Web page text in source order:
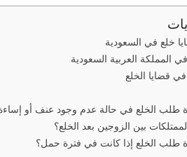
خلع​ في السعودية
المملكة العربية السعودية
قضايا الخلع
طلب الخلع في حالة عدم وجود عنف أو
بين الزوجين بعد الخلع؟
طلب الخلع إذا كانت في فترة حمل؟